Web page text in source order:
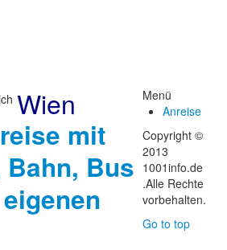
Wien
mit
Bahn, Bus
Menü
Anreise
Copyright ©
2013
1001info.de
.Alle Rechte
vorbehalten.
Go to top